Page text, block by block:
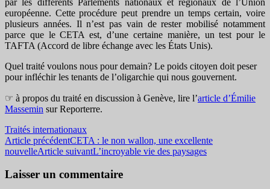
européenne. Cette procédure peut prendre un temps certain, voire
plusieurs années. Il n’est pas vain de rester mobilisé notamment
parce que le CETA est, d’une certaine manière, un test pour le
TAFTA (Accord de libre échange avec les États Unis).
Quel traité voulons nous pour demain? Le poids citoyen doit peser
pour infléchir les tenants de l’oligarchie qui nous gouvernent.
☞ à propos du traité en discussion à Genève, lire l’article d’Émilie
Massemin sur Reporterre.
Traités internationaux
Navigation
des
articles
Article précédentCETA : le non wallon, une excellente
nouvelleArticle suivantL’incroyable vie des paysages
Laisser un commentaire